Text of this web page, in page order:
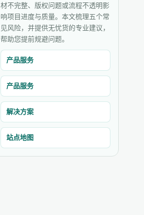
材不完整、版权问题或流程不透明影
响项目进度与质量。本文梳理五个常
见风险，并提供无忧货的专业建议，
帮助您提前规避问题。
产品服务
产品服务
解决方案
站点地图